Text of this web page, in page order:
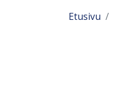
Etusivu